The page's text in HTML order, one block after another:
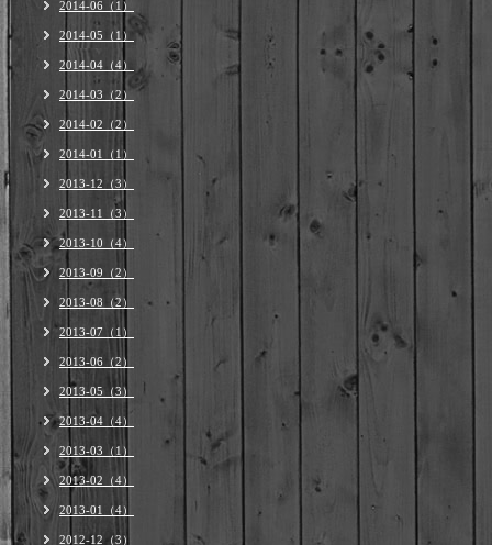
2014-06（1）
2014-05（1）
2014-04（4）
2014-03（2）
2014-02（2）
2014-01（1）
2013-12（3）
2013-11（3）
2013-10（4）
2013-09（2）
2013-08（2）
2013-07（1）
2013-06（2）
2013-05（3）
2013-04（4）
2013-03（1）
2013-02（4）
2013-01（4）
2012-12（3）